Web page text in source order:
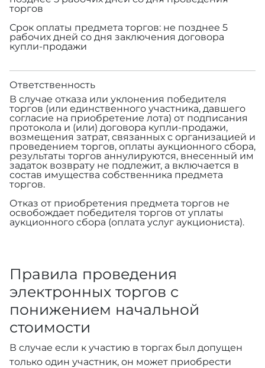
торгов
Срок оплаты предмета торгов: не позднее 5
рабочих дней со дня заключения договора
купли-продажи
Ответственность
В случае отказа или уклонения победителя
торгов (или единственного участника, давшего
согласие на приобретение лота) от подписания
протокола и (или) договора купли-продажи,
возмещения затрат, связанных с организацией и
проведением торгов, оплаты аукционного сбора,
результаты торгов аннулируются, внесенный им
задаток возврату не подлежит, а включается в
состав имущества собственника предмета
торгов.
Отказ от приобретения предмета торгов не
освобождает победителя торгов от уплаты
аукционного сбора (оплата услуг аукциониста).
Правила проведения
электронных торгов с
понижением начальной
стоимости
В случае если к участию в торгах был допущен
только один участник, он может приобрести